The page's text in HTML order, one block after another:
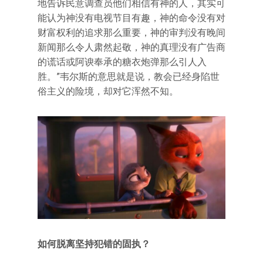
地告诉民意调查员他们相信有神的人，其实可
能认为神没有电视节目有趣，神的命令没有对
财富权利的追求那么重要，神的审判没有晚间
新闻那么令人肃然起敬，神的真理没有广告商
的谎话或阿谀奉承的糖衣炮弹那么引人入
胜。”韦尔斯的意思就是说，教会已经身陷世
俗主义的险境，却对它浑然不知。
如何脱离坚持犯错的固执？